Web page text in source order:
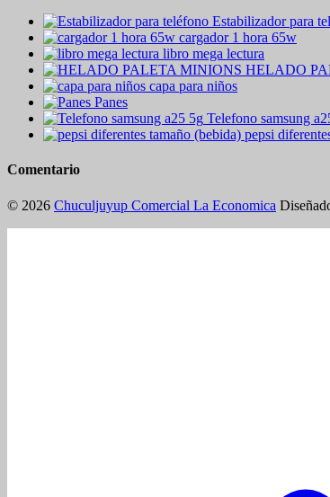
Estabilizador para
cargador 1 hora 65w
libro mega lectura
HELADO
capa para niños
Panes
Telefono samsung
pepsi
Comentario
© 2026 Chuculjuyup Comercial La Economica